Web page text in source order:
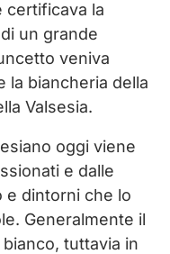
certificava la
un grande
veniva
la biancheria della
Valsesia.
oggi viene
e dalle
e dintorni che lo
Generalmente il
tuttavia in